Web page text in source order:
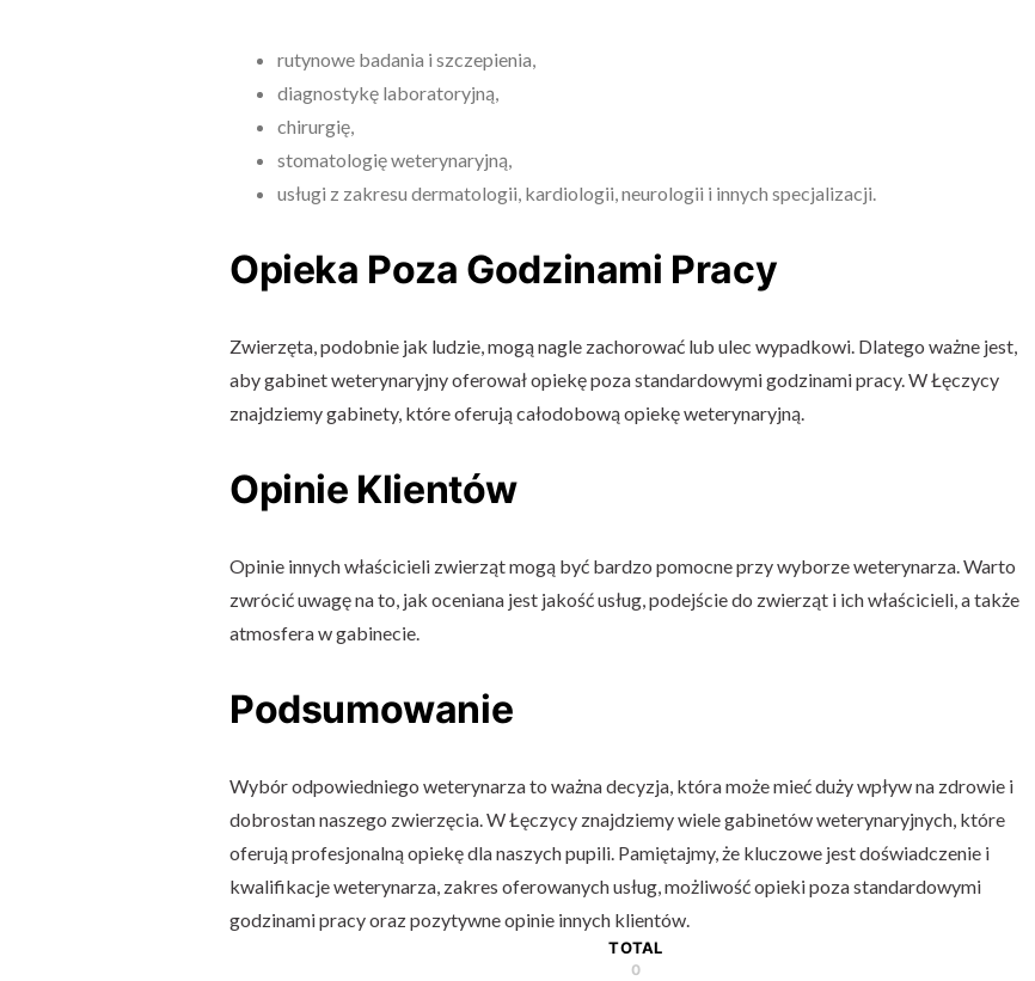
rutynowe badania i szczepienia,
diagnostykę laboratoryjną,
chirurgię,
stomatologię weterynaryjną,
usługi z zakresu dermatologii, kardiologii, neurologii i innych specjalizacji.
Opieka Poza Godzinami Pracy
Zwierzęta, podobnie jak ludzie, mogą nagle zachorować lub ulec wypadkowi. Dlatego ważne jest,
aby gabinet weterynaryjny oferował opiekę poza standardowymi godzinami pracy. W Łęczycy
znajdziemy gabinety, które oferują całodobową opiekę weterynaryjną.
Opinie Klientów
Opinie innych właścicieli zwierząt mogą być bardzo pomocne przy wyborze weterynarza. Warto
zwrócić uwagę na to, jak oceniana jest jakość usług, podejście do zwierząt i ich właścicieli, a także
atmosfera w gabinecie.
Podsumowanie
Wybór odpowiedniego weterynarza to ważna decyzja, która może mieć duży wpływ na zdrowie i
dobrostan naszego zwierzęcia. W Łęczycy znajdziemy wiele gabinetów weterynaryjnych, które
oferują profesjonalną opiekę dla naszych pupili. Pamiętajmy, że kluczowe jest doświadczenie i
kwalifikacje weterynarza, zakres oferowanych usług, możliwość opieki poza standardowymi
godzinami pracy oraz pozytywne opinie innych klientów.
TOTAL
0